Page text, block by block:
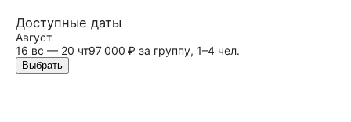
Доступные даты
Август
16 вс — 20 чт97 000 ₽ за группу, 1–4 чел.
Выбрать